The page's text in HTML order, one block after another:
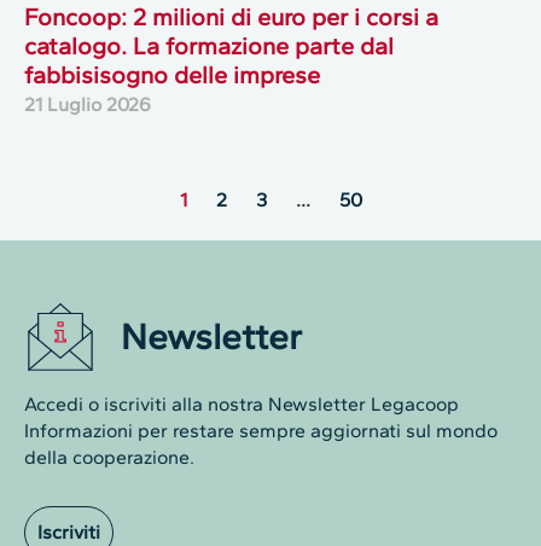
Foncoop: 2 milioni di euro per i corsi a
catalogo. La formazione parte dal
fabbisisogno delle imprese
21 Luglio 2026
1 2 3 … 50
Newsletter
Accedi o iscriviti alla nostra Newsletter Legacoop
Informazioni per restare sempre aggiornati sul mondo
della cooperazione.
Iscriviti